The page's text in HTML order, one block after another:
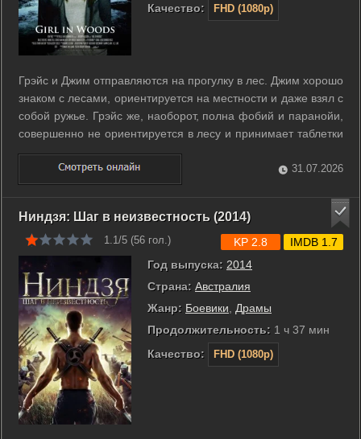
Качество:
FHD (1080p)
Грэйс и Джим отправляются на прогулку в лес. Джим хорошо
знаком с лесами, ориентируется на местности и даже взял с
собой ружье. Грэйс же, наоборот, полна фобий и паранойи,
совершенно не ориентируется в лесу и принимает таблетки
от психического расстройства. Казалось бы, рядом с
Джимом ей не о чем беспокоиться, но неудачно взявшись за
ружье, курком ...
31.07.2026
Ниндзя: Шаг в неизвестность (2014)
1.1/5 (56 гол.)
Год выпуска: 2014
Страна: Австралия
Жанр: Боевики
Драмы
Продолжительность: 1 ч 37 мин
Качество:
FHD (1080p)
KP 2.8 IMDB 1.7